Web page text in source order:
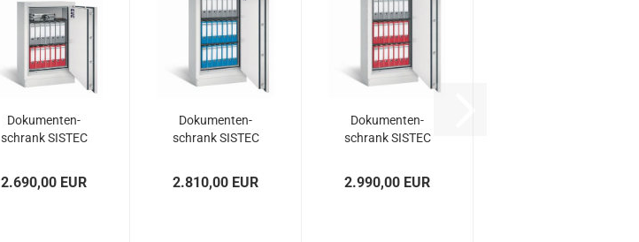
Do­ku­men­ten­
schrank SIS­TEC
2.690,00 EUR
Do­ku­men­ten­
schrank SIS­TEC
2.810,00 EUR
Do­ku­men­ten­
schrank SIS­TEC
2.990,00 EUR